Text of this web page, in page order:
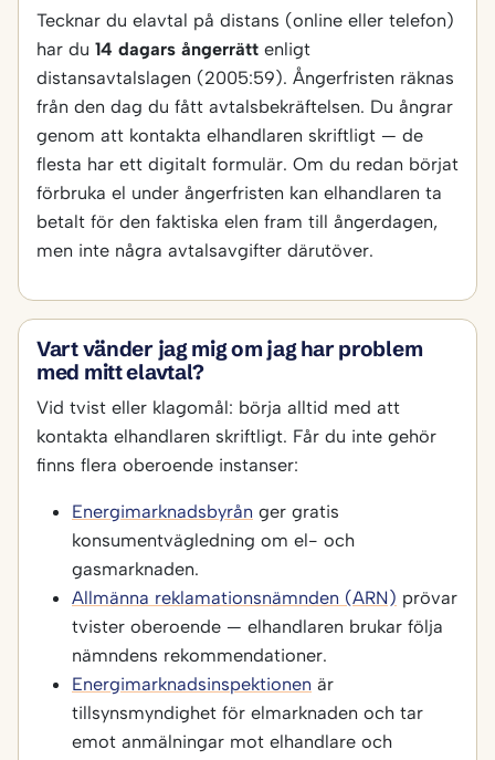
Tecknar du elavtal på distans (online eller telefon)
har du 14 dagars ångerrätt enligt
distansavtalslagen (2005:59). Ångerfristen räknas
från den dag du fått avtalsbekräftelsen. Du ångrar
genom att kontakta elhandlaren skriftligt — de
flesta har ett digitalt formulär. Om du redan börjat
förbruka el under ångerfristen kan elhandlaren ta
betalt för den faktiska elen fram till ångerdagen,
men inte några avtalsavgifter därutöver.
Vart vänder jag mig om jag har problem
med mitt elavtal?
Vid tvist eller klagomål: börja alltid med att
kontakta elhandlaren skriftligt. Får du inte gehör
finns flera oberoende instanser:
Energimarknadsbyrån ger gratis
konsumentvägledning om el- och
gasmarknaden.
Allmänna reklamationsnämnden (ARN) prövar
tvister oberoende — elhandlaren brukar följa
nämndens rekommendationer.
Energimarknadsinspektionen är
tillsynsmyndighet för elmarknaden och tar
emot anmälningar mot elhandlare och